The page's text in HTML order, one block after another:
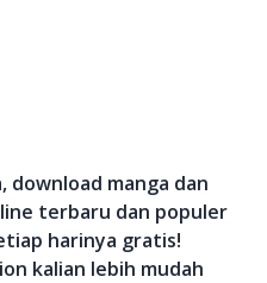
download manga dan
terbaru dan populer
harinya gratis!
kalian lebih mudah